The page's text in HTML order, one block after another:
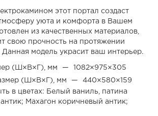
этот портал создаст
уюта и комфорта в Вашем
из качественных материалов,
свою прочность на протяжении
Данная модель украсит ваш интерьер.
(Ш×В×Г), мм — 1082×975×305
(Ш×В×Г), мм —
440×580×159
в цветах: Белый ваниль, патина
Махагон коричневый антик;